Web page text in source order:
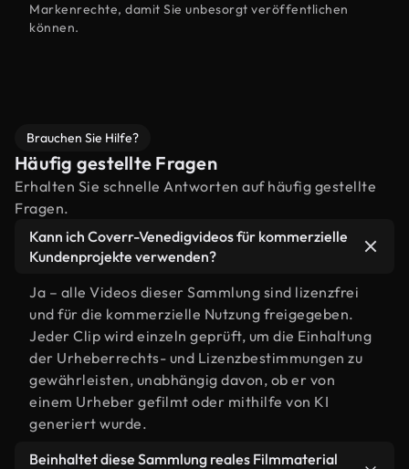
Markenrechte, damit Sie unbesorgt veröffentlichen
können.
Brauchen Sie Hilfe?
Häufig gestellte Fragen
Erhalten Sie schnelle Antworten auf häufig gestellte
Fragen.
Kann ich Coverr-Venedigvideos für kommerzielle
Kundenprojekte verwenden?
Ja – alle Videos dieser Sammlung sind lizenzfrei
und für die kommerzielle Nutzung freigegeben.
Jeder Clip wird einzeln geprüft, um die Einhaltung
der Urheberrechts- und Lizenzbestimmungen zu
gewährleisten, unabhängig davon, ob er von
einem Urheber gefilmt oder mithilfe von KI
generiert wurde.
Beinhaltet diese Sammlung reales Filmmaterial